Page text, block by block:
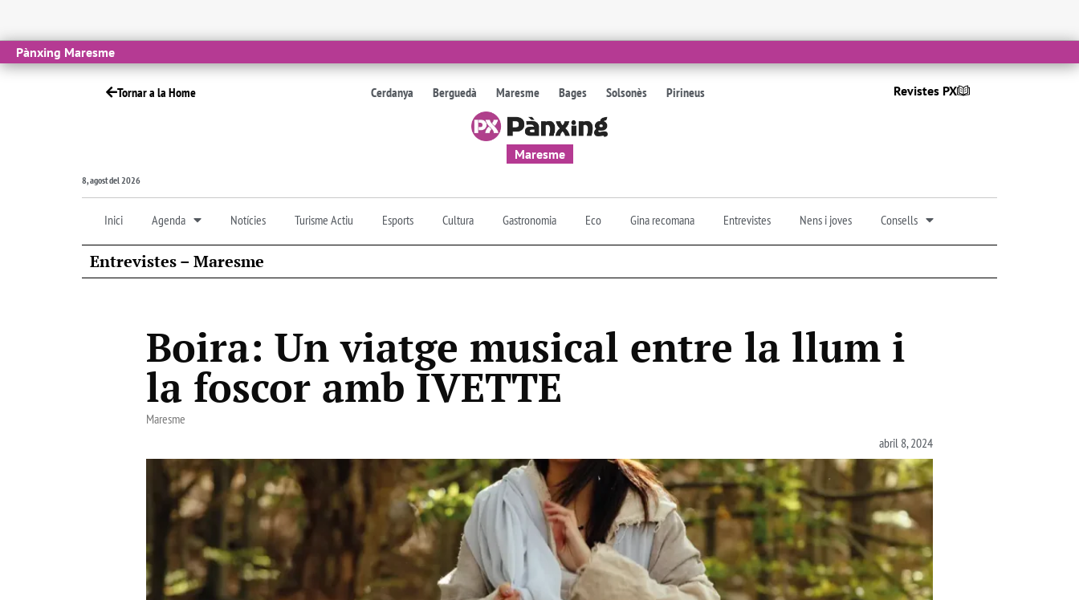
Pànxing Maresme
Tornar a la Home Cerdanya Berguedà Maresme Bages Solsonès Pirineus Revistes PX
Maresme
8, agost del 2026
Inici Agenda Notícies Turisme Actiu Esports Cultura Gastronomia Eco Gina recomana Entrevistes Nens i joves Consells
Entrevistes – Maresme
Boira: Un viatge musical entre la llum i
la foscor amb IVETTE
Maresme
abril 8, 2024